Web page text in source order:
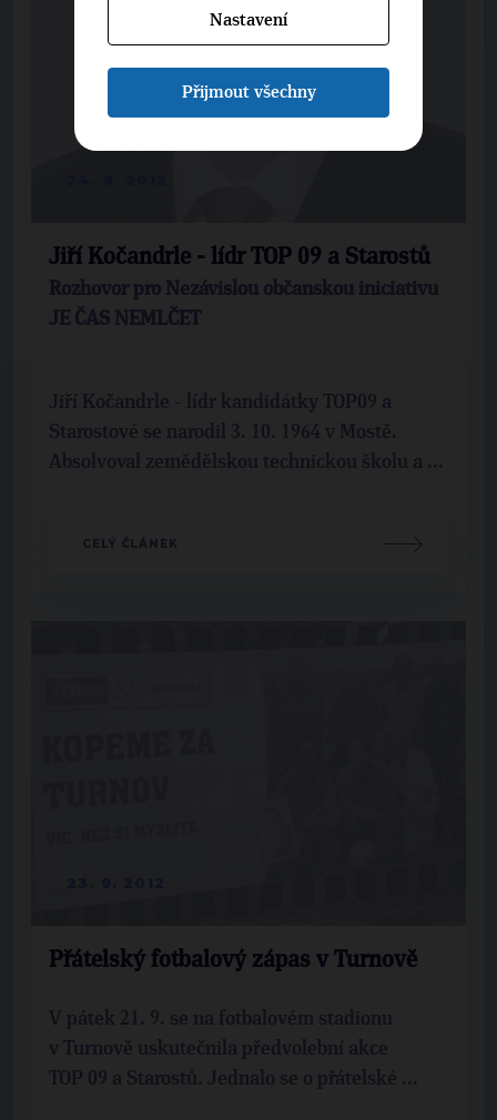
Jiří Kočandrle - lídr TOP 09 a Starostů
Rozhovor pro Nezávislou občanskou iniciativu
JE ČAS NEMLČET
Jiří Kočandrle - lídr kandidátky TOP09 a
Starostové se narodil 3. 10. 1964 v Mostě.
Absolvoval zemědělskou technickou školu a ...
CELÝ ČLÁNEK
Přátelský fotbalový zápas v Turnově
V pátek 21. 9. se na fotbalovém stadionu
v Turnově uskutečnila předvolební akce
TOP 09 a Starostů. Jednalo se o přátelské ...
Nastavení
Přijmout všechny